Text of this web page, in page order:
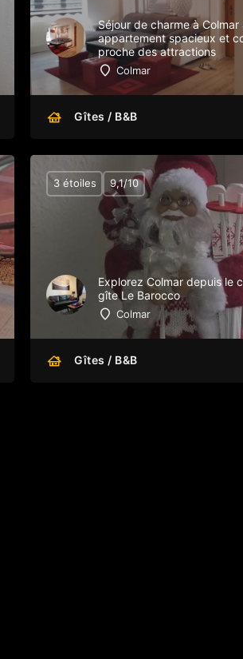
Séjour de charme à Colmar
appartement spacieux et
proche des attractions
Colmar
Gîtes / B&B
Explorez Colmar depuis le
gîte Le Barocco
Colmar
3 étoiles 9,1/10
Gîtes / B&B